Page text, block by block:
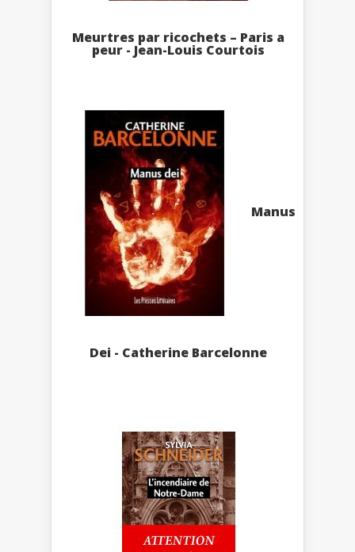
Meurtres par ricochets – Paris a
peur - Jean-Louis Courtois
Manus
Dei - Catherine Barcelonne